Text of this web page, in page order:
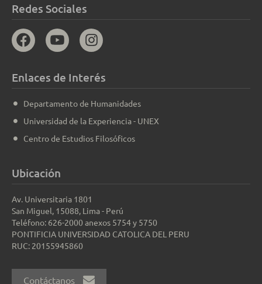
Redes Sociales
Enlaces de Interés
Departamento de Humanidades
Universidad de la Experiencia - UNEX
Centro de Estudios Filosóficos
Ubicación
Av. Universitaria 1801
San Miguel, 15088, Lima - Perú
Teléfono: 626-2000 anexos 5754 y 5750
PONTIFICIA UNIVERSIDAD CATOLICA DEL PERU
RUC: 20155945860
Contáctanos